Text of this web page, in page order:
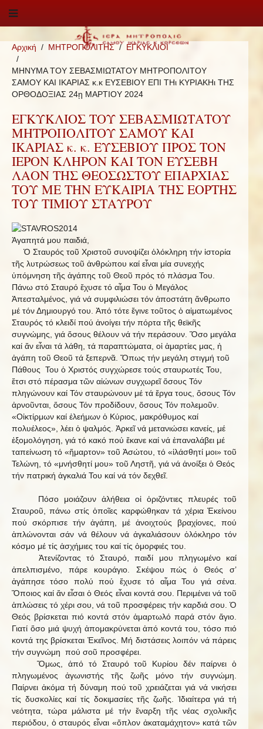
Αρχική ΜΗΤΡΟΠΟΛΙΤΗΣ ΕΓΚΥΚΛΙΟΙ
ΜΗΝΥΜΑ ΤΟΥ ΣΕΒΑΣΜΙΩΤΑΤΟΥ ΜΗΤΡΟΠΟΛΙΤΟΥ
ΣΑΜΟΥ ΚΑΙ ΙΚΑΡΙΑΣ κ.κ ΕΥΣΕΒΙΟΥ ΕΠΙ ΤΗι ΚΥΡΙΑΚΗι ΤΗΣ
ΟΡΘΟΔΟΞΙΑΣ 24ῃ ΜΑΡΤΙΟΥ 2024
ΕΓΚΥΚΛΙΟΣ ΤΟΥ ΣΕΒΑΣΜΙΩΤΑΤΟΥ
ΜΗΤΡΟΠΟΛΙΤΟΥ ΣΑΜΟΥ ΚΑΙ
ΙΚΑΡΙΑΣ κ. κ. ΕΥΣΕΒΙΟΥ ΠΡΟΣ ΤΟΝ
ΙΕΡΟΝ ΚΛΗΡΟΝ ΚΑΙ ΤΟΝ ΕΥΣΕΒΗ
ΛΑΟΝ ΤΗΣ ΘΕΟΣΩΣΤΟΥ ΕΠΑΡΧΙΑΣ
ΤΟΥ ΜΕ ΤΗΝ ΕΥΚΑΙΡΙΑ ΤΗΣ ΕΟΡΤΗΣ
ΤΟΥ ΤΙΜΙΟΥ ΣΤΑΥΡΟΥ
Ἀγαπητά μου παιδιά,
Ὁ Σταυρός τοῦ Χριστοῦ συνοψίζει ὁλόκληρη τήν ἱστορία
τῆς λυτρώσεως τοῦ ἀνθρώπου καί εἶναι μία συνεχής
ὑπόμνηση τῆς ἀγάπης τοῦ Θεοῦ πρός τό πλάσμα Του.
Πάνω στό Σταυρό ἔχυσε τό αἷμα Του ὁ Μεγάλος
Ἀπεσταλμένος, γιά νά συμφιλιώσει τόν ἀποστάτη ἄνθρωπο
μέ τόν Δημιουργό του. Ἀπό τότε ἔγινε τοῦτος ὁ αἱματωμένος
Σταυρός τό κλειδί πού ἀνοίγει τήν πόρτα τῆς θεϊκῆς
συγνώμης, γιά ὅσους θέλουν νά τήν περάσουν. Ὅσο μεγάλα
καί ἄν εἶναι τά λάθη, τά παραπτώματα, οἱ ἁμαρτίες μας, ἡ
ἀγάπη τοῦ Θεοῦ τά ξεπερνᾶ. Ὅπως τήν μεγάλη στιγμή τοῦ
Πάθους Του ὁ Χριστός συγχώρεσε τούς σταυρωτές Του,
ἔτσι στό πέρασμα τῶν αἰώνων συγχωρεῖ ὅσους Τόν
πληγώνουν καί Τόν σταυρώνουν μέ τά ἔργα τους, ὅσους Τόν
ἀρνοῦνται, ὅσους Τόν προδίδουν, ὅσους Τόν πολεμοῦν.
«Οἰκτίρμων καί ἐλεήμων ὁ Κύριος, μακρόθυμος καί
πολυέλεος», λέει ὁ ψαλμός. Ἀρκεῖ νά μετανιώσει κανείς, μέ
ἐξομολόγηση, γιά τό κακό πού ἔκανε καί νά ἐπαναλάβει μέ
ταπείνωση τό «ἥμαρτον» τοῦ Ἀσώτου, τό «ἱλάσθητί μοι» τοῦ
Τελώνη, τό «μνήσθητί μου» τοῦ Ληστῆ, γιά νά ἀνοίξει ὁ Θεός
τήν πατρική ἀγκαλιά Του καί νά τόν δεχθεῖ.
Πόσο μοιάζουν ἀλήθεια οἱ ὁριζόντιες πλευρές τοῦ
Σταυροῦ, πάνω στίς ὁποῖες καρφώθηκαν τά χέρια Ἐκείνου
πού σκόρπισε τήν ἀγάπη, μέ ἀνοιχτούς βραχίονες, πού
ἁπλώνονται σάν νά θέλουν νά ἀγκαλιάσουν ὁλόκληρο τόν
κόσμο μέ τίς ἀσχήμιες του καί τίς ὀμορφιές του.
Ἀτενίζοντας τό Σταυρό, παιδί μου πληγωμένο καί
ἀπελπισμένο, πάρε κουράγιο. Σκέψου πώς ὁ Θεός σ’
ἀγάπησε τόσο πολύ πού ἔχυσε τό αἷμα Του γιά σένα.
Ὅποιος καί ἄν εἶσαι ὁ Θεός εἶναι κοντά σου. Περιμένει νά τοῦ
ἁπλώσεις τό χέρι σου, νά τοῦ προσφέρεις τήν καρδιά σου. Ὁ
Θεός βρίσκεται πιό κοντά στόν ἁμαρτωλό παρά στόν ἅγιο.
Γιατί ὅσο μιά ψυχή ἀπομακρύνεται ἀπό κοντά του, τόσο πιό
κοντά της βρίσκεται Ἐκεῖνος. Μή διστάσεις λοιπόν νά πάρεις
τήν συγνώμη πού σοῦ προσφέρει.
Ὅμως, ἀπό τό Σταυρό τοῦ Κυρίου δέν παίρνει ὁ
πληγωμένος ἀγωνιστής τῆς ζωῆς μόνο τήν συγνώμη.
Παίρνει ἀκόμα τή δύναμη πού τοῦ χρειάζεται γιά νά νικήσει
τίς δυσκολίες καί τίς δοκιμασίες τῆς ζωῆς. Ἰδιαίτερα γιά τή
νεότητα, τώρα μάλιστα μέ τήν ἔναρξη τῆς νέας σχολικῆς
περιόδου, ὁ σταυρός εἶναι «ὅπλον ἀκαταμάχητον» κατά τῶν